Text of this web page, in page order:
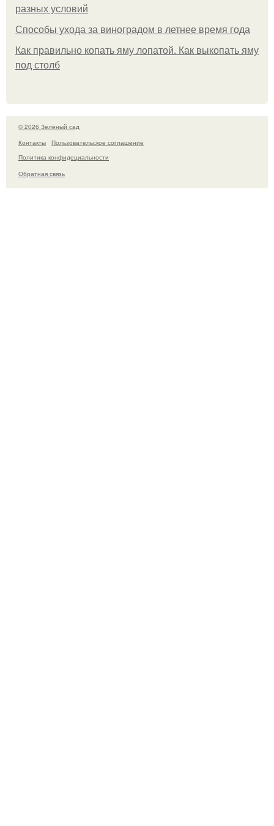
разных условий
Способы ухода за виноградом в летнее время года
Как правильно копать яму лопатой. Как выкопать яму
под столб
© 2026 Зелёный сад
Контакты
Пользовательское соглашение
Политика конфидециальности
Обратная связь